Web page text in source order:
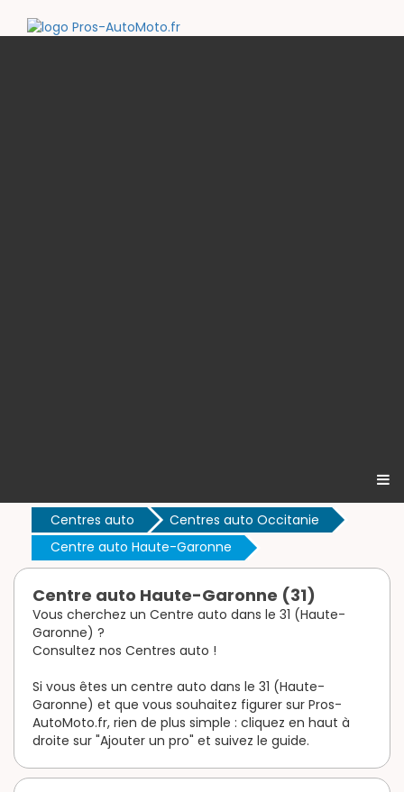
Centres auto
Centres auto Occitanie
Centre auto Haute-Garonne
Centre auto Haute-Garonne (31)
Vous cherchez un Centre auto dans le 31 (Haute-
Garonne) ?
Consultez nos Centres auto !
Si vous êtes un centre auto dans le 31 (Haute-
Garonne) et que vous souhaitez figurer sur Pros-
AutoMoto.fr, rien de plus simple : cliquez en haut à
droite sur "Ajouter un pro" et suivez le guide.